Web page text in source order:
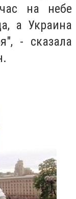
на небе
а Украина
- сказала